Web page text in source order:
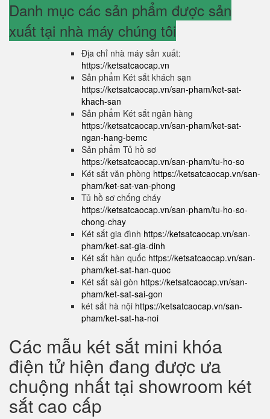
Danh mục các sản phẩm được sản
xuất tại nhà máy chúng tôi
Địa chỉ nhà máy sản xuất:
https://ketsatcaocap.vn
Sản phẩm Két sắt khách sạn
https://ketsatcaocap.vn/san-pham/ket-sat-
khach-san
Sản phẩm Két sắt ngân hàng
https://ketsatcaocap.vn/san-pham/ket-sat-
ngan-hang-bemc
Sản phẩm Tủ hồ sơ
https://ketsatcaocap.vn/san-pham/tu-ho-so
Két sắt văn phòng https://ketsatcaocap.vn/san-
pham/ket-sat-van-phong
Tủ hồ sơ chống cháy
https://ketsatcaocap.vn/san-pham/tu-ho-so-
chong-chay
Két sắt gia đình https://ketsatcaocap.vn/san-
pham/ket-sat-gia-dinh
Két sắt hàn quốc https://ketsatcaocap.vn/san-
pham/ket-sat-han-quoc
Két sắt sài gòn https://ketsatcaocap.vn/san-
pham/ket-sat-sai-gon
két sắt hà nội https://ketsatcaocap.vn/san-
pham/ket-sat-ha-noi
Các mẫu két sắt mini khóa
điện tử hiện đang được ưa
chuộng nhất tại showroom két
sắt cao cấp